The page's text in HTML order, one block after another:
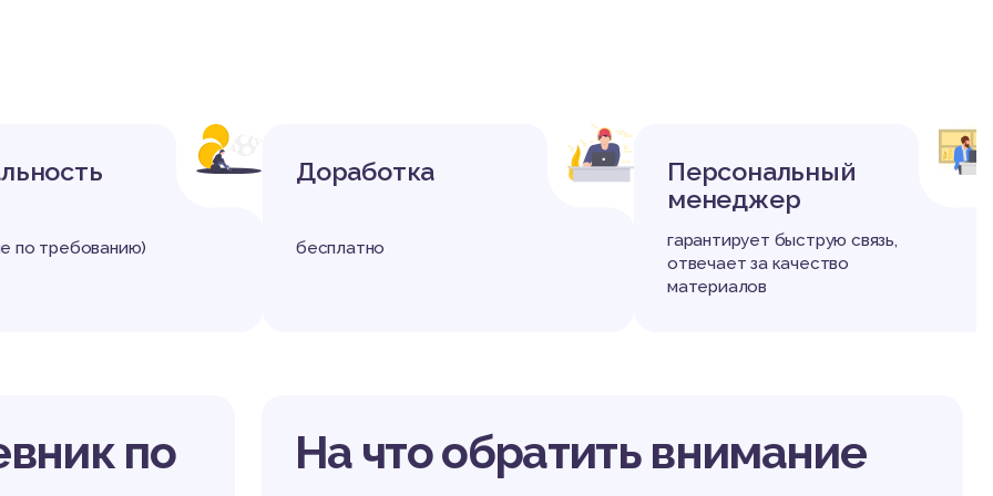
по требованию)
Доработка
бесплатно
Персональный
менеджер
гарантирует быструю связь,
отвечает за качество
материалов
по На что обратить внимание